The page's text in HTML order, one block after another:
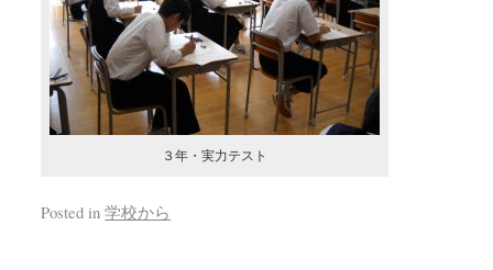
３年・実力テスト
Posted in 学校から